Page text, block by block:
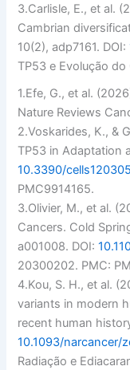
3.Carlisle, E., et al.
Cambrian
10(2), adp7161. DOI:
TP53 e Evolução do
1.Efe, G., et al.
Nature Reviews
2.Voskarides, K., &
TP53 in Adaptation
10.3390/
PMC9914165.
3.Olivier, M., et al.
Cancers. Cold
a001008. DOI:
20300202. PMC:
4.Kou, S. H., et al.
variants in modern
recent human
10.1093/narcancer/
Radiação e